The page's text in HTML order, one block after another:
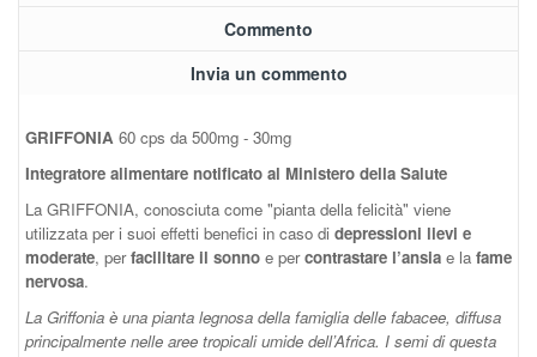
Commento
Invia un commento
GRIFFONIA 60 cps da 500mg - 30mg
Integratore alimentare notificato al Ministero della Salute
La GRIFFONIA, conosciuta come "pianta della felicità" viene
utilizzata per i suoi effetti benefici in caso di depressioni lievi e
moderate, perfacilitare il sonno e percontrastare l’ansia e la fame
nervosa.
La Griffonia è una pianta legnosa della famiglia delle fabacee, diffusa
principalmente nelle aree tropicali umide dell’Africa. I semi di questa